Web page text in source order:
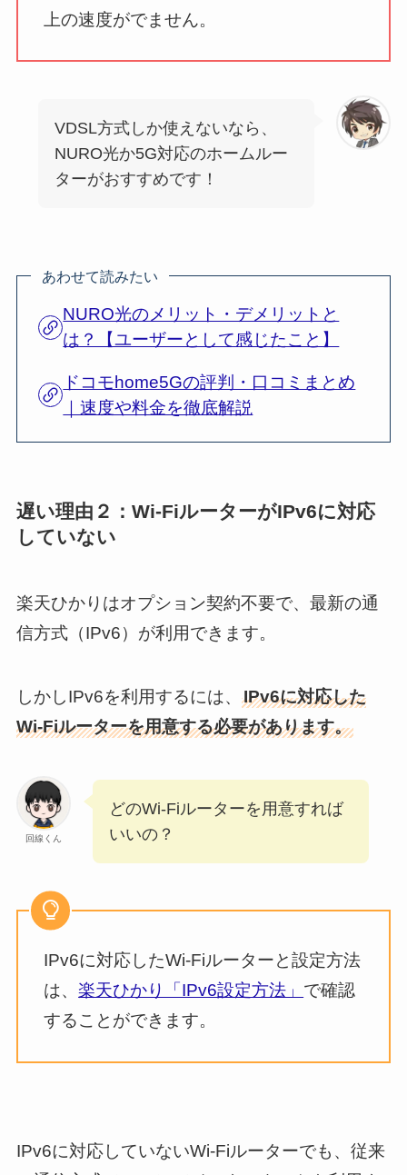
上の速度がでません。
VDSL方式しか使えないなら、
NURO光か5G対応のホームルー
ターがおすすめです！
あわせて読みたい
NURO光のメリット・デメリットと
は？【ユーザーとして感じたこと】
ドコモhome5Gの評判・口コミまとめ
｜速度や料金を徹底解説
遅い理由２：Wi-FiルーターがIPv6に対応
していない
楽天ひかりはオプション契約不要で、最新の通
信方式（IPv6）が利用できます。
しかしIPv6を利用するには、 IPv6に対応した
Wi-Fiルーターを用意する必要があります。
回線くん
どのWi-Fiルーターを用意すれば
いいの？
IPv6に対応したWi-Fiルーターと設定方法
は、楽天ひかり「IPv6設定方法」 で確認
することができます。
IPv6に対応していないWi-Fiルーターでも、従来